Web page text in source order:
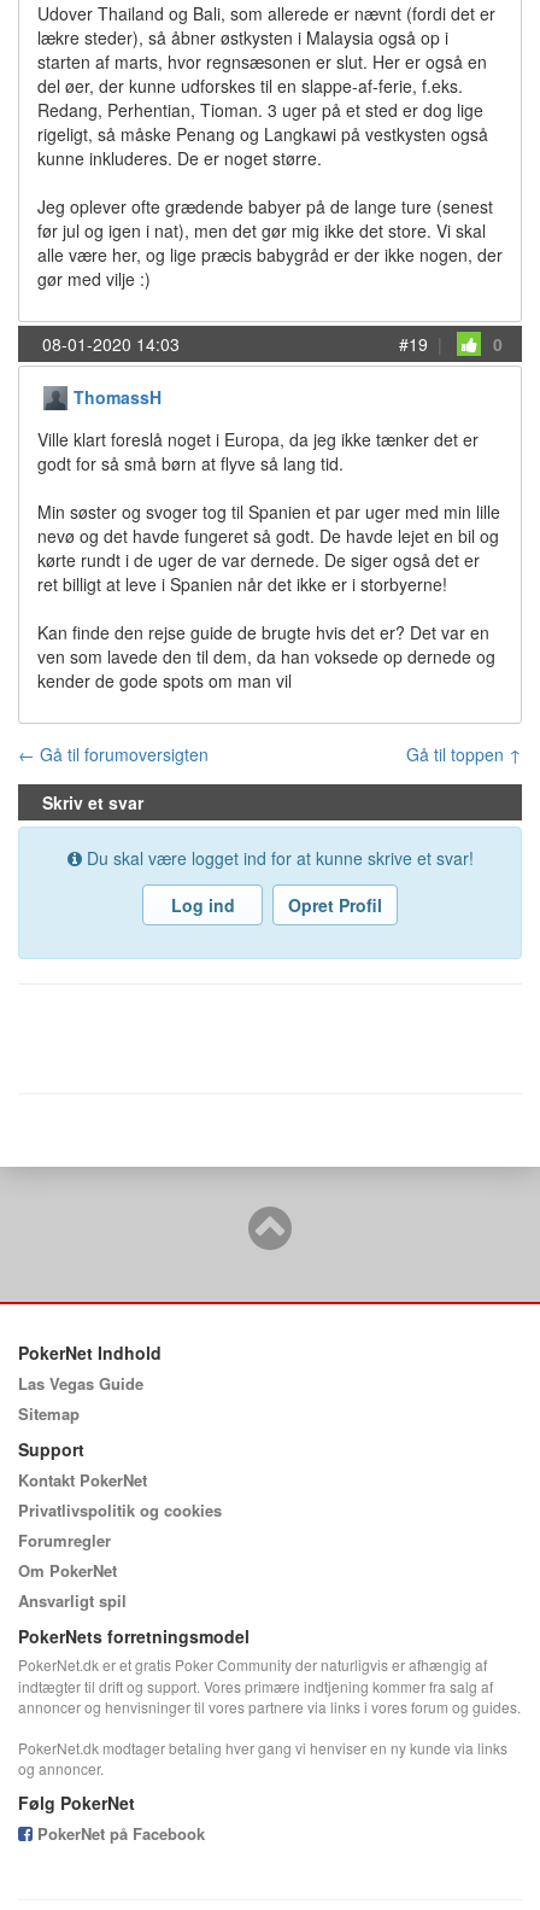
Udover Thailand og Bali, som allerede er nævnt (fordi det er
lækre steder), så åbner østkysten i Malaysia også op i
starten af marts, hvor regnsæsonen er slut. Her er også en
del øer, der kunne udforskes til en slappe-af-ferie, f.eks.
Redang, Perhentian, Tioman. 3 uger på et sted er dog lige
rigeligt, så måske Penang og Langkawi på vestkysten også
kunne inkluderes. De er noget større.
Jeg oplever ofte grædende babyer på de lange ture (senest
før jul og igen i nat), men det gør mig ikke det store. Vi skal
alle være her, og lige præcis babygråd er der ikke nogen, der
gør med vilje :)
08-01-2020 14:03 #19 | 0
ThomassH
Ville klart foreslå noget i Europa, da jeg ikke tænker det er
godt for så små børn at flyve så lang tid.
Min søster og svoger tog til Spanien et par uger med min lille
nevø og det havde fungeret så godt. De havde lejet en bil og
kørte rundt i de uger de var dernede. De siger også det er
ret billigt at leve i Spanien når det ikke er i storbyerne!
Kan finde den rejse guide de brugte hvis det er? Det var en
ven som lavede den til dem, da han voksede op dernede og
kender de gode spots om man vil
← Gå til forumoversigten
Gå til toppen ↑
Skriv et svar
Du skal være logget ind for at kunne skrive et svar!
Log ind
Opret Profil
PokerNet Indhold
Las Vegas Guide
Sitemap
Support
Kontakt PokerNet
Privatlivspolitik og cookies
Forumregler
Om PokerNet
Ansvarligt spil
PokerNets forretningsmodel
PokerNet.dk er et gratis Poker Community der naturligvis er afhængig af
indtægter til drift og support. Vores primære indtjening kommer fra salg af
annoncer og henvisninger til vores partnere via links i vores forum og guides.
PokerNet.dk modtager betaling hver gang vi henviser en ny kunde via links
og annoncer.
Følg PokerNet
PokerNet på Facebook